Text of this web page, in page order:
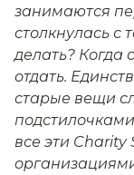
занимаются
столкнулась с
делать? Когда
отдать.
старые вещи
все эти Charity